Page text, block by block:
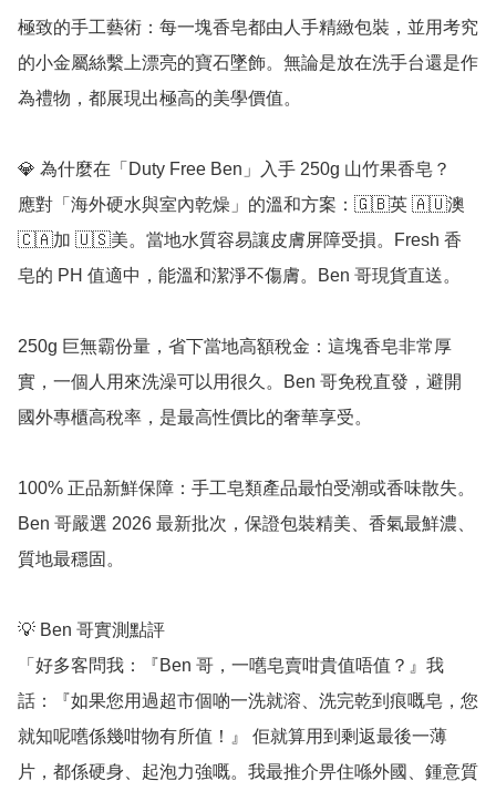
極致的手工藝術：每一塊香皂都由人手精緻包裝，並用考究
的小金屬絲繫上漂亮的寶石墜飾。無論是放在洗手台還是作
為禮物，都展現出極高的美學價值。
💎 為什麼在「Duty Free Ben」入手 250g 山竹果香皂？
應對「海外硬水與室內乾燥」的溫和方案：🇬🇧英 🇦🇺澳
🇨🇦加 🇺🇸美。當地水質容易讓皮膚屏障受損。Fresh 香
皂的 PH 值適中，能溫和潔淨不傷膚。Ben 哥現貨直送。
250g 巨無霸份量，省下當地高額稅金：這塊香皂非常厚
實，一個人用來洗澡可以用很久。Ben 哥免稅直發，避開
國外專櫃高稅率，是最高性價比的奢華享受。
100% 正品新鮮保障：手工皂類產品最怕受潮或香味散失。
Ben 哥嚴選 2026 最新批次，保證包裝精美、香氣最鮮濃、
質地最穩固。
💡 Ben 哥實測點評
「好多客問我：『Ben 哥，一嚿皂賣咁貴值唔值？』我
話：『如果您用過超市個啲一洗就溶、洗完乾到痕嘅皂，您
就知呢嚿係幾咁物有所值！』 佢就算用到剩返最後一薄
片，都係硬身、起泡力強嘅。我最推介畀住喺外國、鍾意質